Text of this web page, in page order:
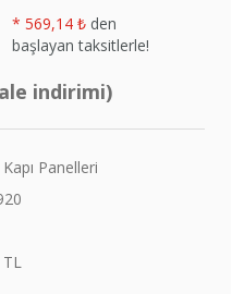
* 569,14 ₺ den
başlayan taksitlerle!
indirimi)
Panelleri